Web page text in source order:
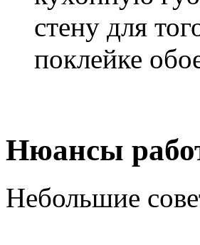
стену для
поклейке
Нюансы
Небольшие